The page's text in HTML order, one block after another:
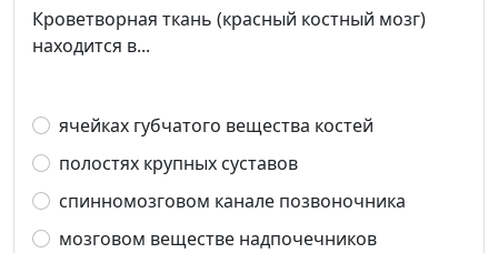
Кроветворная ткань (красный костный мозг)
находится в...
ячейках губчатого вещества костей
полостях крупных суставов
спинномозговом канале позвоночника
мозговом веществе надпочечников